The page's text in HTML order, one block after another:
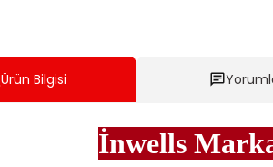
Ürün Bilgisi
İnwells